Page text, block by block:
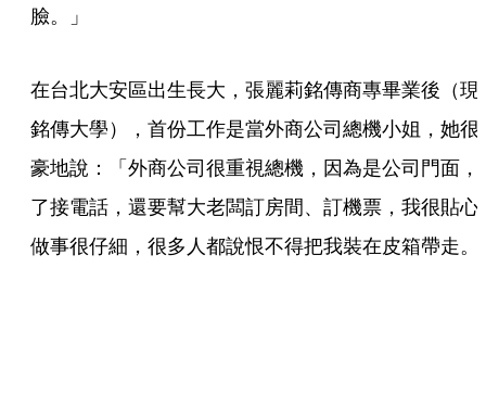
臉。」
在台北大安區出生長大，張麗莉銘傳商專畢業後（現
銘傳大學），首份工作是當外商公司總機小姐，她很
豪地說：「外商公司很重視總機，因為是公司門面，
了接電話，還要幫大老闆訂房間、訂機票，我很貼心
做事很仔細，很多人都說恨不得把我裝在皮箱帶走。